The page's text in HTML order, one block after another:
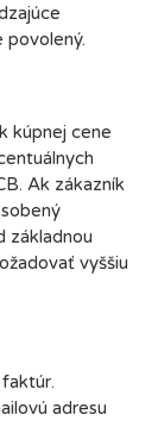
povolený.
kúpnej cene
Ak zákazník
základnou
vyššiu
adresu